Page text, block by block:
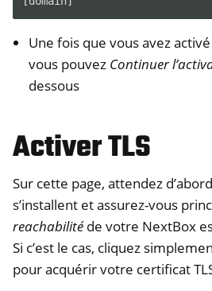
Une fois que vous avez
vous pouvez Continuer
dessous
Activer TLS
Sur cette page, attendez
s’installent et assurez-vous
reachabilitéde votre NextBox
Si c’est le cas, cliquez
pour acquérir votre certificat